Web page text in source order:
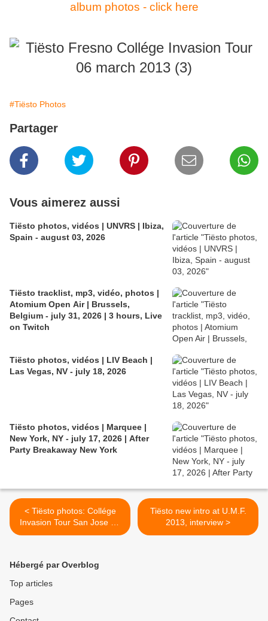
album photos - click here
#Tiësto Photos
Partager
Vous aimerez aussi
Tiësto photos, vidéos | UNVRS | Ibiza,
Spain - august 03, 2026
Tiësto tracklist, mp3, vidéo, photos |
Atomium Open Air | Brussels,
Belgium - july 31, 2026 | 3 hours, Live
on Twitch
Tiësto photos, vidéos | LIV Beach |
Las Vegas, NV - july 18, 2026
Tiësto photos, vidéos | Marquee |
New York, NY - july 17, 2026 | After
Party Breakaway New York
< Tiësto photos: Collége
Invasion Tour San Jose 05
march 2013
Tiësto new intro at U.M.F.
2013, interview >
Hébergé par Overblog
Top articles
Pages